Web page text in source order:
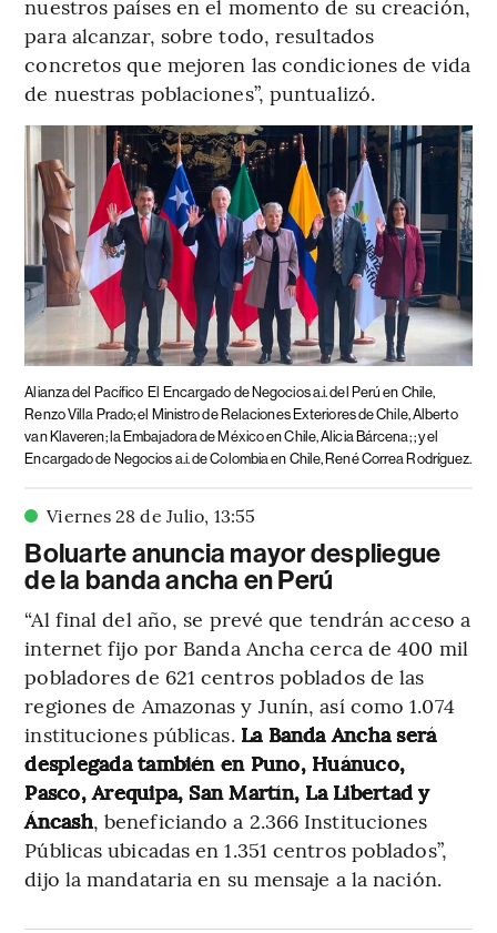
nuestros países en el momento de su creación,
para alcanzar, sobre todo, resultados
concretos que mejoren las condiciones de vida
de nuestras poblaciones”, puntualizó.
Alianza del Pacífico El Encargado de Negocios a.i. del Perú en Chile,
Renzo Villa Prado; el Ministro de Relaciones Exteriores de Chile, Alberto
van Klaveren; la Embajadora de México en Chile, Alicia Bárcena; ; y el
Encargado de Negocios a.i. de Colombia en Chile, René Correa Rodríguez.
Viernes 28 de Julio, 13:55
Boluarte anuncia mayor despliegue
de la banda ancha en Perú
“Al final del año, se prevé que tendrán acceso a
internet fijo por Banda Ancha cerca de 400 mil
pobladores de 621 centros poblados de las
regiones de Amazonas y Junín, así como 1.074
instituciones públicas. La Banda Ancha será
desplegada también en Puno, Huánuco,
Pasco, Arequipa, San Martín, La Libertad y
Áncash, beneficiando a 2.366 Instituciones
Públicas ubicadas en 1.351 centros poblados”,
dijo la mandataria en su mensaje a la nación.